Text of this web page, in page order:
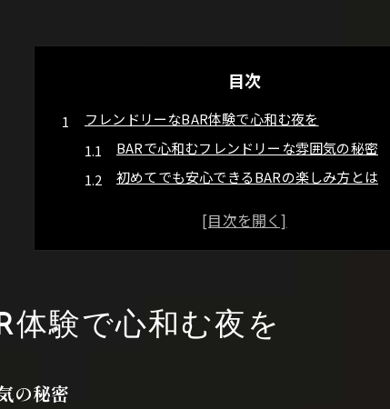
目次
フレンドリーなBAR体験で心和む夜を
BARで心和むフレンドリーな雰囲気の秘密
初めてでも安心できるBARの楽しみ方とは
BARで味わう社交と居心地の良さを実感
一人飲みに最適なBARの選び方とポイント
体験で心和む夜を
の秘密